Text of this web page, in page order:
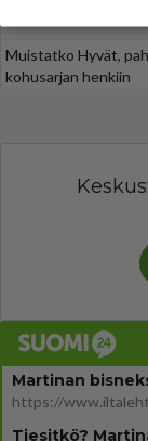
Tiesitkö? Martina
Muistatko Hyvät,
kohusarjan henkiin
Martinan